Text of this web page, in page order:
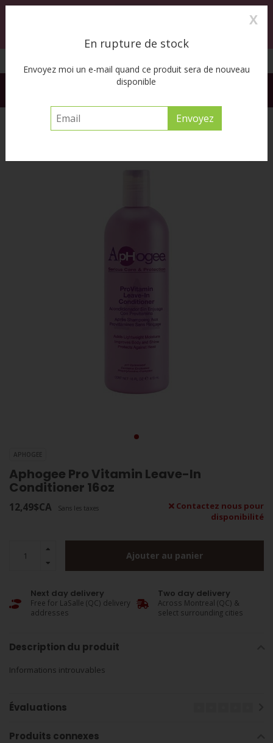
0
FREE SHIPPING ACROSS CANADA on orders of $55 or more
Accueil / Pro Vitamin Leave-In Conditioner 16oz
APHOGEE
Aphogee Pro Vitamin Leave-In
Conditioner 16oz
12,49$CA Sans les taxes
Contactez nous pour
disponibilité
Ajouter au panier
Next day delivery
Free for LaSalle (QC) delivery
addresses
Two day delivery
Across Montreal (QC) &
select surrounding cities
Description du produit
Informations introuvables
Évaluations
Produits connexes
En rupture de stock
Envoyez moi un e-mail quand ce produit sera de nouveau
disponible
X